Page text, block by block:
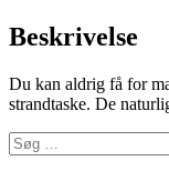
Beskrivelse
Du kan aldrig få for
strandtaske. De
Søg
efter: